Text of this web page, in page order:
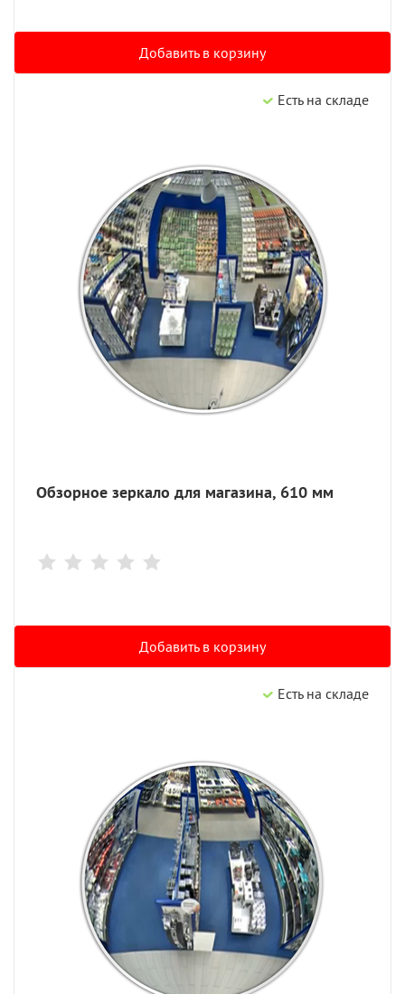
Добавить в корзину
Есть на складе
Обзорное зеркало для магазина, 610 мм
Добавить в корзину
Есть на складе